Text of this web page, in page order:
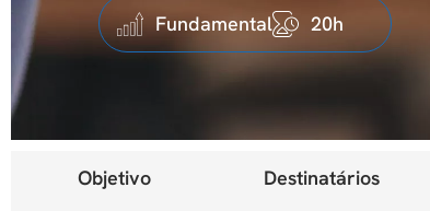
Fundamental 20h
Objetivo Destinatários